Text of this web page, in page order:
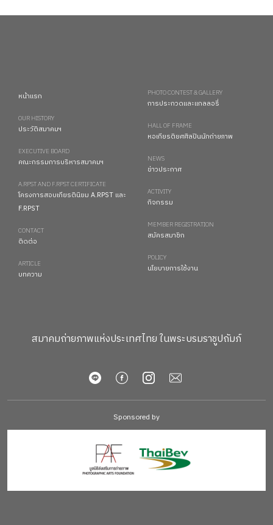
หน้าแรก
OUR HISTORY
ประวัติสมาคมฯ
EXECUTIVE BOARD
คณะกรรมการบริหารสมาคมฯ
A.RPST AND F.RPST CERTIFICATE
โครงการสอบเกียรตินิยม A.RPST และ
F.RPST
CONTACT
ติดต่อ
ARTICLE
บทความ
PHOTO CONTEST & GALLERY
การประกวดและแกลลอรี่
HALL OF FRAME
หอเกียรติยศศิลปินนักถ่ายภาพ
NEWS
ข่าวประกาศ
ACTIVITY
กิจกรรม
MEMBER REGISTRATION
สมัครสมาชิก
POLICY
นโยบายการใช้งาน
สมาคมถ่ายภาพแห่งประเทศไทย ในพระบรมราชูปถัมภ์
Sponsored by